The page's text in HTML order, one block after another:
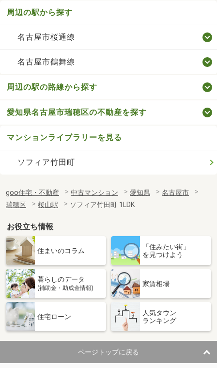
周辺の駅から探す
名古屋市桜通線
名古屋市鶴舞線
周辺の駅の路線から探す
愛知県名古屋市瑞穂区の不動産を探す
マンションライブラリーを見る
ソフィア竹田町
goo住宅・不動産 中古マンション 愛知県
名古屋市
瑞穂区
桜山駅 ソフィア竹田町 1LDK
お役立ち情報
住まいのコラム
「住みたい街」
を見つけよう
暮らしのデータ
(補助金・助成金情報)
家賃相場
住宅ローン
人気タウン
ランキング
ページトップに戻る